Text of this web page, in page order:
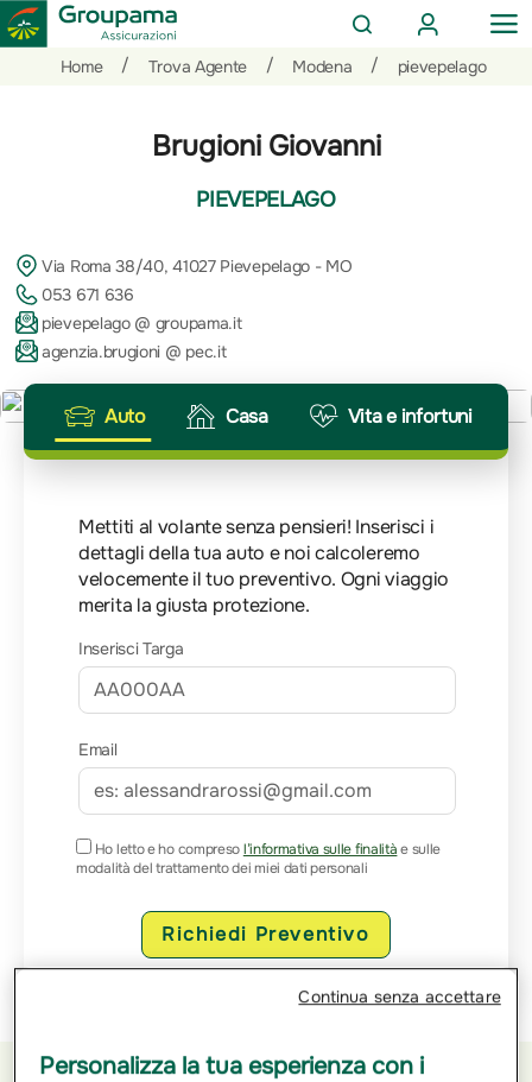
CERCA
AREA
CLIENTI
Home
/ Trova Agente / Modena / pievepelago
Brugioni Giovanni
PIEVEPELAGO
Via Roma 38/40, 41027 Pievepelago - MO
053 671 636
pievepelago @ groupama.it
agenzia.brugioni @ pec.it
Auto Casa Vita e infortuni
Mettiti al volante senza pensieri! Inserisci i
dettagli della tua auto e noi calcoleremo
velocemente il tuo preventivo. Ogni viaggio
merita la giusta protezione.
Inserisci Targa
Email
Ho letto e ho compresol’informativa sulle finalitàe sulle
modalità del trattamento dei miei dati personali
Richiedi Preventivo
Personalizza la tua esperienza con i
Continua senza accettare